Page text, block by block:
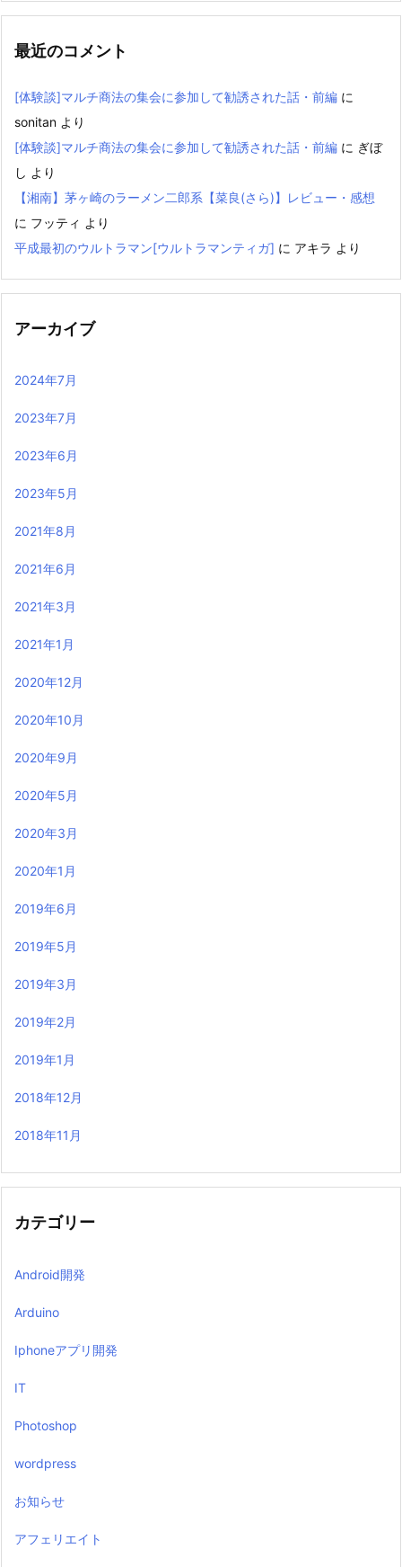
最近のコメント
[体験談]マルチ商法の集会に参加して勧誘された話・前編 に
sonitan より
[体験談]マルチ商法の集会に参加して勧誘された話・前編 に ぎぼ
し より
【湘南】茅ヶ崎のラーメン二郎系【菜良(さら)】レビュー・感想
に フッティ より
平成最初のウルトラマン[ウルトラマンティガ] に アキラ より
アーカイブ
2024年7月
2023年7月
2023年6月
2023年5月
2021年8月
2021年6月
2021年3月
2021年1月
2020年12月
2020年10月
2020年9月
2020年5月
2020年3月
2020年1月
2019年6月
2019年5月
2019年3月
2019年2月
2019年1月
2018年12月
2018年11月
カテゴリー
Android開発
Arduino
Iphoneアプリ開発
IT
Photoshop
wordpress
お知らせ
アフェリエイト